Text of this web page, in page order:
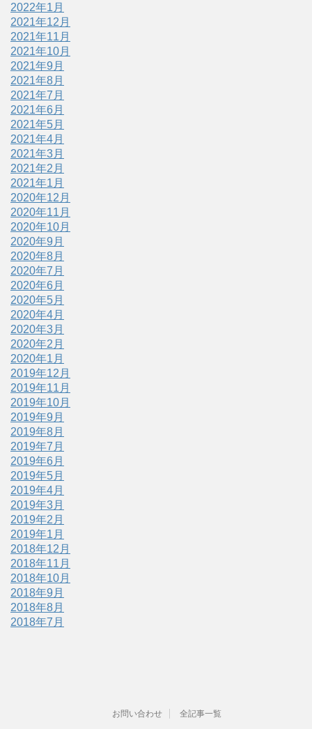
2022年1月
2021年12月
2021年11月
2021年10月
2021年9月
2021年8月
2021年7月
2021年6月
2021年5月
2021年4月
2021年3月
2021年2月
2021年1月
2020年12月
2020年11月
2020年10月
2020年9月
2020年8月
2020年7月
2020年6月
2020年5月
2020年4月
2020年3月
2020年2月
2020年1月
2019年12月
2019年11月
2019年10月
2019年9月
2019年8月
2019年7月
2019年6月
2019年5月
2019年4月
2019年3月
2019年2月
2019年1月
2018年12月
2018年11月
2018年10月
2018年9月
2018年8月
2018年7月
お問い合わせ 全記事一覧